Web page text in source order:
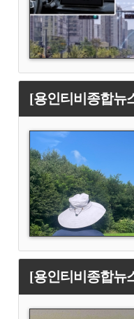
[용인티비종합뉴
[용인티비종합뉴